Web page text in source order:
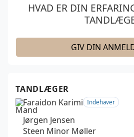
HVAD ER DIN
GIV DIN
TANDLÆGER
Faraidon Karimi Indehaver
Jørgen Jensen
Steen Minor Møller